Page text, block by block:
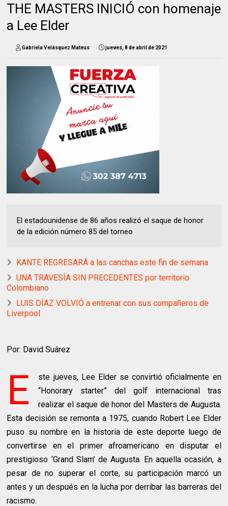
THE MASTERS INICIÓ con homenaje
a Lee Elder
Gabriela Velásquez Mateus jueves, 8 de abril de 2021
El estadounidense de 86 años realizó el saque de honor
de la edición número 85 del torneo
KANTE REGRESARÁ a las canchas este fin de semana
UNA TRAVESÍA SIN PRECEDENTES por territorio
Colombiano
LUIS DÍAZ VOLVIÓ a entrenar con sus compañeros de
Liverpool
Por: David Suárez
E
ste jueves, Lee Elder se convirtió oficialmente en
“Honorary starter” del golf internacional tras
realizar el saque de honor del Masters de Augusta.
Esta decisión se remonta a 1975, cuando Robert Lee Elder
puso su nombre en la historia de este deporte luego de
convertirse en el primer afroamericano en disputar el
prestigioso ‘Grand Slam’ de Augusta. En aquella ocasión, a
pesar de no superar el corte, su participación marcó un
antes y un después en la lucha por derribar las barreras del
racismo.